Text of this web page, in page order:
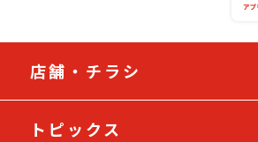
店舗・チラシ
トピックス